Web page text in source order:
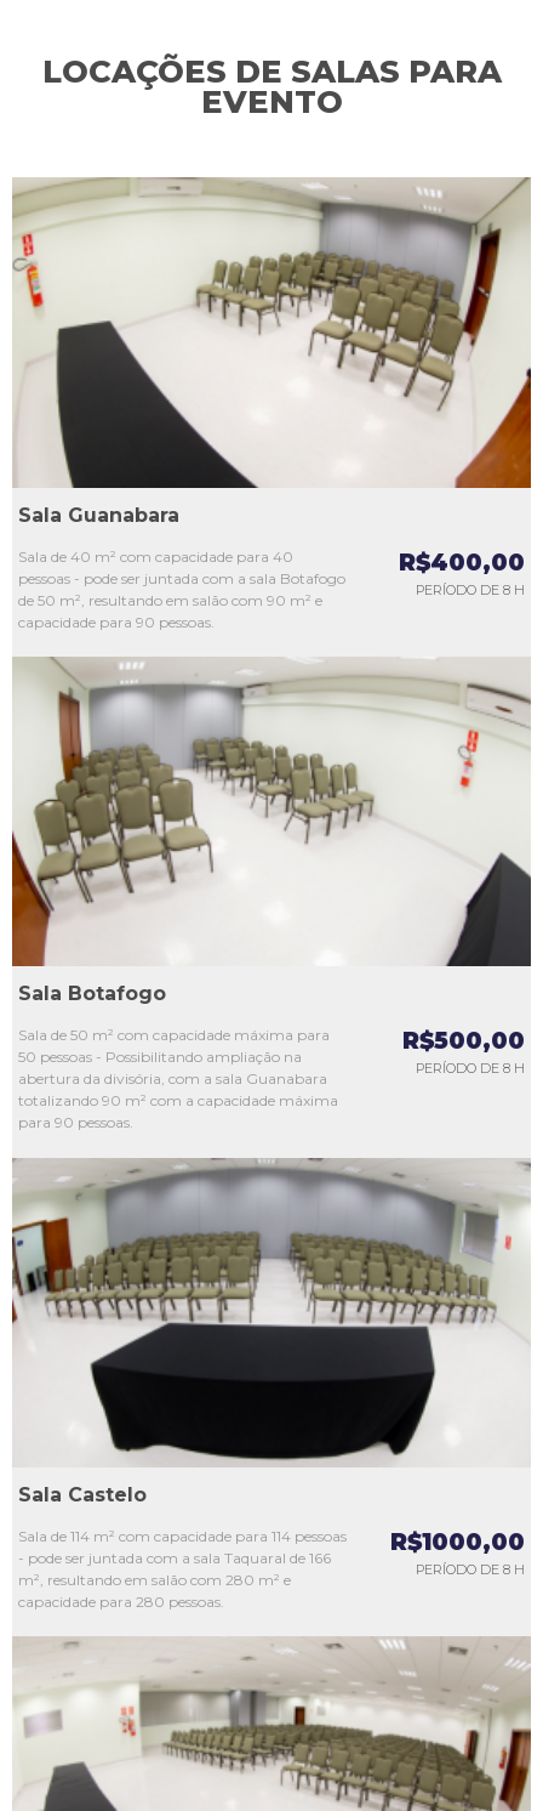
LOCAÇÕES DE SALAS PARA
EVENTO
L4
L5
Sala Guanabara
Sala de 40 m² com capacidade para 40
pessoas - pode ser juntada com a sala Botafogo
de 50 m², resultando em salão com 90 m² e
capacidade para 90 pessoas.
R$400,00
PERÍODO DE 8 H
L1
L2
L3
L4
Sala Botafogo
Sala de 50 m² com capacidade máxima para
50 pessoas - Possibilitando ampliação na
abertura da divisória, com a sala Guanabara
totalizando 90 m² com a capacidade máxima
para 90 pessoas.
R$500,00
PERÍODO DE 8 H
L2
L3
L4
Sala Castelo
Sala de 114 m² com capacidade para 114 pessoas
- pode ser juntada com a sala Taquaral de 166
m², resultando em salão com 280 m² e
capacidade para 280 pessoas.
R$1000,00
PERÍODO DE 8 H
L3
L4